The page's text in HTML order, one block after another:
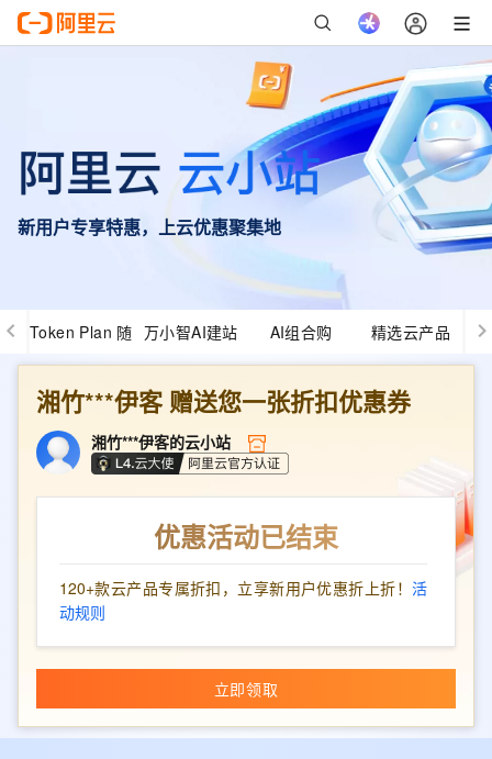
新用户专享特惠，上云优惠聚集地
Token Plan 随 万小智AI建站 AI组合购 精选云产品
湘竹***伊客 赠送您一张折扣优惠券
湘竹***伊客的云小站
优惠活动已结束
120+款云产品专属折扣，立享新用户优惠折上折！ 活
动规则
立即领取